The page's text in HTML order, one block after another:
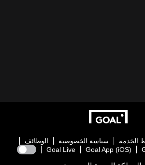
الخدمة سياسة الخصوصية
الوظائف
Goal App (iOS)
Goal Live